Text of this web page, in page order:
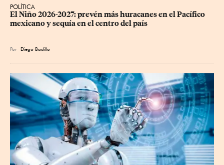
POLÍTICA
El Niño 2026-2027: prevén más huracanes en el Pacífico
mexicano y sequía en el centro del país
Por Diego Badillo